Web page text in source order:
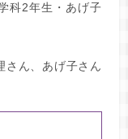
科2年生・あげ子
さん、あげ子さん